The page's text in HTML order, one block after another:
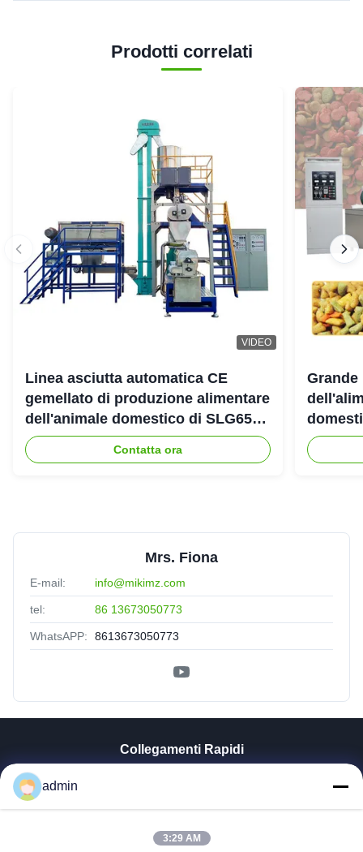
Prodotti correlati
VIDEO
Linea asciutta automatica CE
gemellato di produzione alimentare
dell'animale domestico di SLG65
SLG70 dell'estrusore a vite di
parallelo
Contatta ora
Grande
Mrs. Fiona
E-mail: info@mikimz.com
tel: 86 13673050773
WhatsAPP: 8613673050773
Collegamenti Rapidi
Chi Siamo
admin
3:29 AM